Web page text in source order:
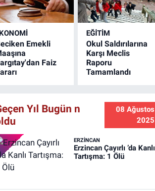
Ulaşımda
artıyor.
Emekli
Faiz
EĞİTİM
Okul Saldırılarına
Karşı Meclis
Raporu
Tamamlandı
Yıl Bugün n
08 Ağustos
2025
ERZINCAN
Erzincan Çayırlı ’da Kanlı
Tartışma: 1 Ölü